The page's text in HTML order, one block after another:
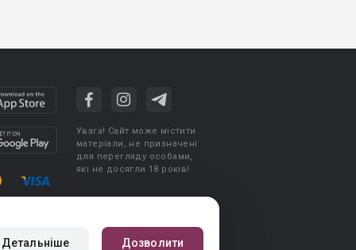
Детальніше Дозволити
Увага! Сайт може містити
матеріали, не призначені
для перегляду особами,
які не досягли 18 років!
Політика конфіденційності